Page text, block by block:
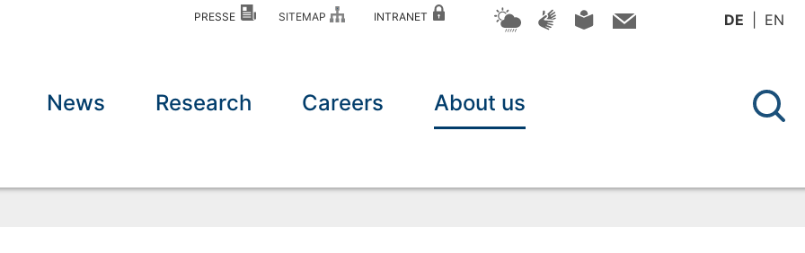
PRESSE SITEMAP INTRANET DE EN
News Research Careers About us